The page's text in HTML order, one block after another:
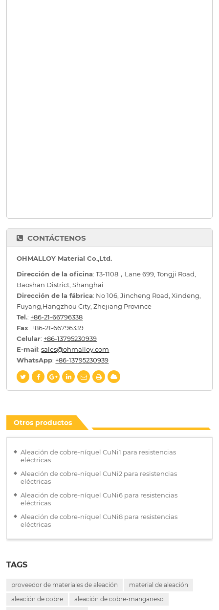
CONTÁCTENOS
OHMALLOY Material Co.,Ltd.
Dirección de la oficina: T3-1108，Lane 699, Tongji Road,
Baoshan District, Shanghai
Dirección de la fábrica: No 106, Jincheng Road, Xindeng,
Fuyang,Hangzhou City, Zhejiang Province
Tel.: +86-21-66796338
Fax: +86-21-66796339
Celular: +86-13795230939
E-mail:sales@ohmalloy.com
WhatsApp: +86-13795230939
Otros productos
Aleación de cobre-níquel CuNi1 para resistencias
eléctricas
Aleación de cobre-níquel CuNi2 para resistencias
eléctricas
Aleación de cobre-níquel CuNi6 para resistencias
eléctricas
Aleación de cobre-níquel CuNi8 para resistencias
eléctricas
TAGS
proveedor de materiales de aleación
material de aleación
aleación de cobre
aleación de cobre-manganeso